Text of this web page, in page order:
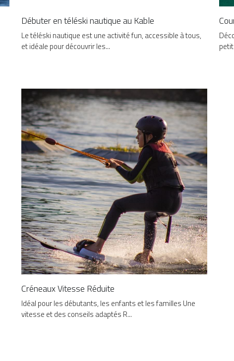
Débuter en téléski nautique au Kable
Le téléski nautique est une activité fun, accessible à tous,
et idéale pour découvrir les...
Créneaux Vitesse Réduite
Idéal pour les débutants, les enfants et les familles Une
vitesse et des conseils adaptés R...